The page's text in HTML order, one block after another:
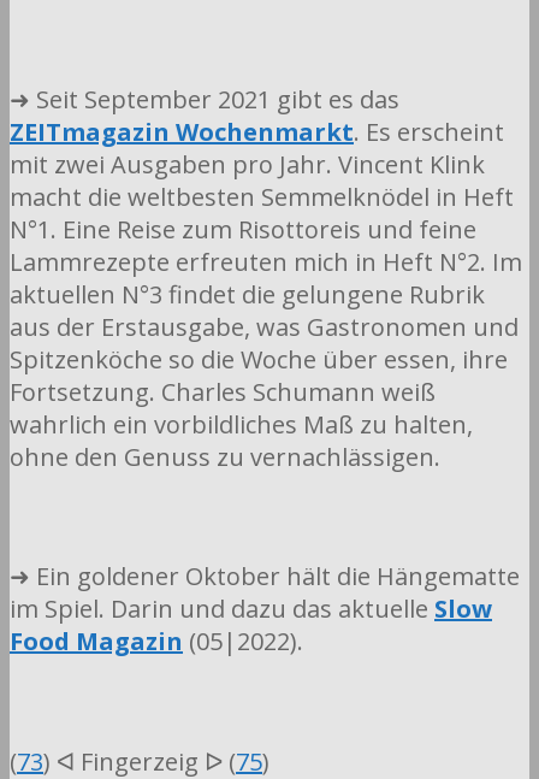
➜ Seit September 2021 gibt es das
ZEITmagazin Wochenmarkt. Es erscheint
mit zwei Ausgaben pro Jahr. Vincent Klink
macht die weltbesten Semmelknödel in Heft
N°1. Eine Reise zum Risottoreis und feine
Lammrezepte erfreuten mich in Heft N°2. Im
aktuellen N°3 findet die gelungene Rubrik
aus der Erstausgabe, was Gastronomen und
Spitzenköche so die Woche über essen, ihre
Fortsetzung. Charles Schumann weiß
wahrlich ein vorbildliches Maß zu halten,
ohne den Genuss zu vernachlässigen.
➜ Ein goldener Oktober hält die Hängematte
im Spiel. Darin und dazu das aktuelle Slow
Food Magazin (05|2022).
(73) ᐊ Fingerzeig ᐅ (75)